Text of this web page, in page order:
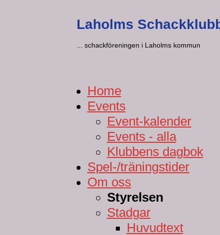
Laholms
... schackföreningen i Laholms kommun
Home
Events
Event-kalender
Events - alla
Klubbens dagbok
Spel-/träningstider
Om oss
Styrelsen
Stadgar
Huvudtext